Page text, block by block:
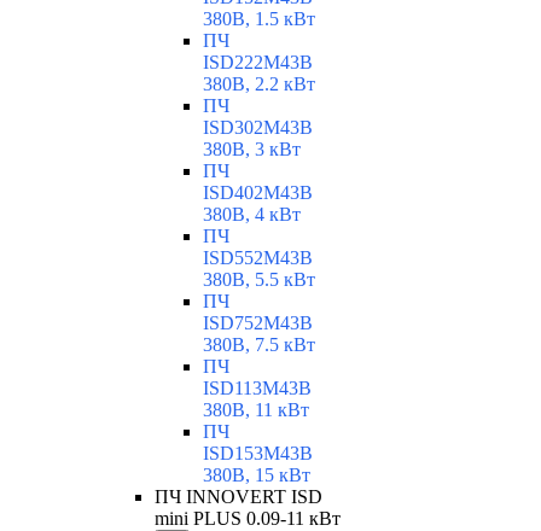
380В, 1.5 кВт
ПЧ
ISD222M43B
380В, 2.2 кВт
ПЧ
ISD302M43B
380В, 3 кВт
ПЧ
ISD402M43B
380В, 4 кВт
ПЧ
ISD552M43B
380В, 5.5 кВт
ПЧ
ISD752M43B
380В, 7.5 кВт
ПЧ
ISD113M43B
380В, 11 кВт
ПЧ
ISD153M43B
380В, 15 кВт
ПЧ INNOVERT ISD
mini PLUS 0.09-11 кВт